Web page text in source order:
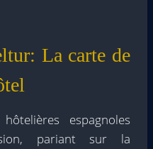
La carte de
espagnoles
pariant sur la